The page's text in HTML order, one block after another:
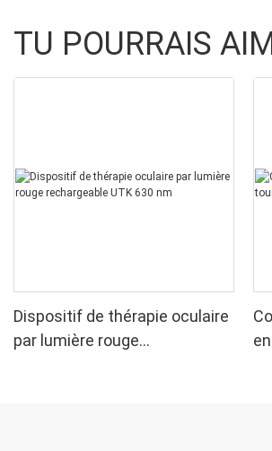
TU POURRAIS
Dispositif de thérapie oculaire
par lumière rouge